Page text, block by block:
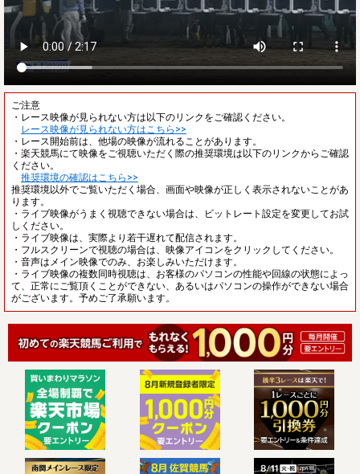
ご注意
・レース映像が見られない方は以下のリンクをご確認ください。
レース映像が見られない方はこちら>>
・レース開始前は、他場の映像が流れることがあります。
・楽天競馬にて映像をご視聴いただく際の推奨環境は以下のリンクからご確認
ください。
推奨環境の確認はこちら>>
推奨環境以外でご覧いただく場合、画面や映像が正しく表示されないことがあ
ります。
・ライブ映像がうまく視聴できない場合は、ビットレート設定を変更してお試
しください。
・ライブ映像は、実際より若干遅れて配信されます。
・フルスクリーンで視聴の場合は、映像アイコンをクリックしてください。
・音声はメイン映像でのみ、お楽しみいただけます。
・ライブ映像の複数同時視聴は、お客様のパソコンの性能や回線の状態によっ
て、正常にご覧頂くことができない、あるいはパソコンの操作ができない場合
がございます。予めご了承願います。